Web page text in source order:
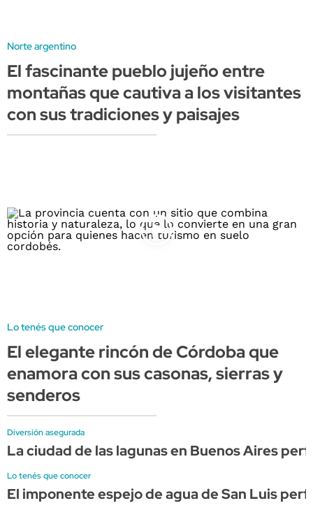
Norte argentino
El fascinante pueblo jujeño entre
montañas que cautiva a los visitantes
con sus tradiciones y paisajes
Lo tenés que conocer
El elegante rincón de Córdoba que
enamora con sus casonas, sierras y
senderos
Diversión asegurada
La ciudad de las lagunas en Buenos Aires
Lo tenés que conocer
El imponente espejo de agua de San Luis